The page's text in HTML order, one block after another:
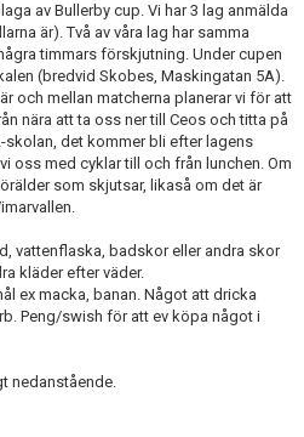
av Bullerby cup. Vi har 3 lag anmälda
är). Två av våra lag har samma
timmars förskjutning. Under cupen
(bredvid Skobes, Maskingatan 5A).
och mellan matcherna planerar vi för att
nära att ta oss ner till Ceos och titta på
skolan, det kommer bli efter lagens
oss med cyklar till och från lunchen. Om
som skjutsar, likaså om det är
vattenflaska, badskor eller andra skor
kläder efter väder.
ex macka, banan. Något att dricka
Peng/swish för att ev köpa något i
nedanstående.